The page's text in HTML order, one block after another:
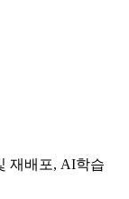
재배포, AI학습